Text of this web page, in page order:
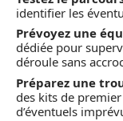
identifier les
Prévoyez une
dédiée pour
déroule sans
Préparez une
des kits de
d’éventuels